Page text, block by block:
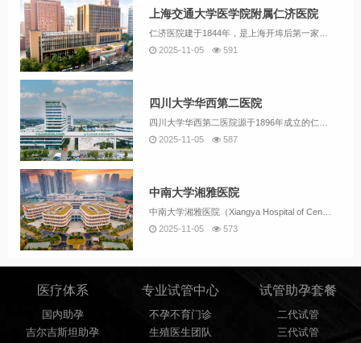
上海交通大学医学院附属仁济医院
2025-11-05
591
四川大学华西第二医院
2025-11-05
587
中南大学湘雅医院
2025-11-05
573
医疗体系
国内助孕
吉尔吉斯坦助孕
专业试管中心
不孕不育门诊
生殖医生团队
试管助孕套餐
二代试管
三代试管